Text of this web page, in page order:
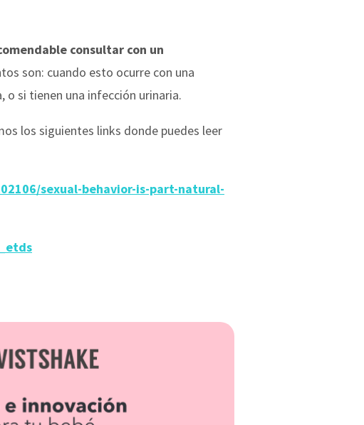
consultar con un
son: cuando esto ocurre con una
si tienen una infección urinaria.
los siguientes links donde puedes leer
sexual-behavior-is-part-natural-